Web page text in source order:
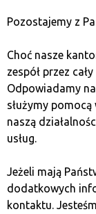
At Quark,
Just show up
offices, which
make a
We provide
attractive
We do not
Pozostajemy z
Choć nasze
zespół przez
Odpowiadamy
służymy
naszą
usług.
Jeżeli mają
dodatkowych
kontaktu.